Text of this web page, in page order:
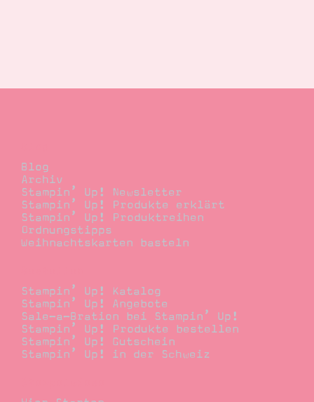
Blog
Archiv
Stampin’ Up! Newsletter
Stampin’ Up! Produkte erklärt
Stampin’ Up! Produktreihen
Ordnungstipps
Weihnachtskarten basteln
Stampin’ Up! Katalog
Stampin’ Up! Angebote
Sale-a-Bration bei Stampin’ Up!
Stampin’ Up! Produkte bestellen
Stampin’ Up! Gutschein
Stampin’ Up! in der Schweiz